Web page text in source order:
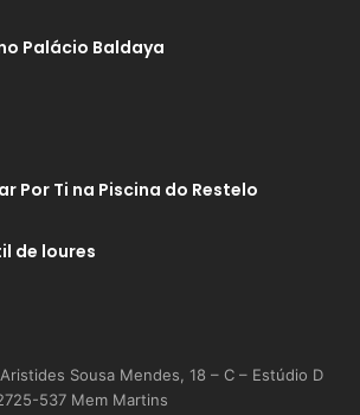
Palácio Baldaya
Por Ti na Piscina do Restelo
de loures
Sousa Mendes, 18 – C – Estúdio D
537 Mem Martins